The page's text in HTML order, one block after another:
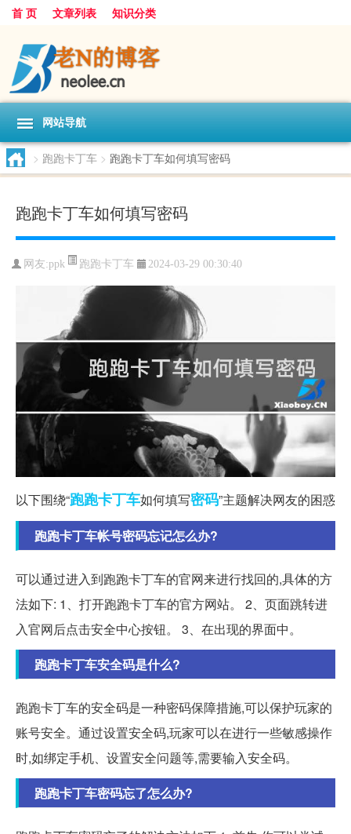
首 页 文章列表 知识分类
网站导航
> 跑跑卡丁车 > 跑跑卡丁车如何填写密码
跑跑卡丁车如何填写密码
网友:ppk 跑跑卡丁车 2024-03-29 00:30:40
以下围绕“跑跑卡丁车如何填写密码”主题解决网友的困惑
跑跑卡丁车帐号密码忘记怎么办?
可以通过进入到跑跑卡丁车的官网来进行找回的,具体的方
法如下: 1、打开跑跑卡丁车的官方网站。 2、页面跳转进
入官网后点击安全中心按钮。 3、在出现的界面中。
跑跑卡丁车安全码是什么?
跑跑卡丁车的安全码是一种密码保障措施,可以保护玩家的
账号安全。通过设置安全码,玩家可以在进行一些敏感操作
时,如绑定手机、设置安全问题等,需要输入安全码。
跑跑卡丁车密码忘了怎么办?